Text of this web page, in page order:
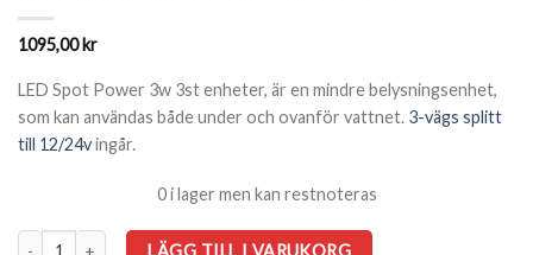
1095,00kr
LED Spot Power 3w 3st enheter, är en mindre belysningsenhet,
som kan användas både under och ovanför vattnet. 3-vägs splitt
till 12/24vingår.
0 i lager men kan restnoteras
LED Spot Power 3*3w + ljussensor mängd
LÄGG TILL I VARUKORG